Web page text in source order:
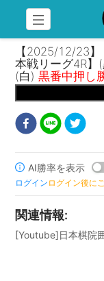
【2025/12/23
本戦リーグ4R】
(白)黒番中押し
AI勝率を表示
ログイン ログイン後に
関連情報:
[Youtube]日本棋院